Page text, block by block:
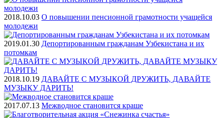
2018.10.03 О повышении пенсионной грамотности учащейся
молодежи
2019.01.30 Депортированным гражданам Узбекистана и их
потомкам
2018.10.19 ДАВАЙТЕ С МУЗЫКОЙ ДРУЖИТЬ, ДАВАЙТЕ
МУЗЫКУ ДАРИТЬ!
2017.07.13 Межводное становится краше